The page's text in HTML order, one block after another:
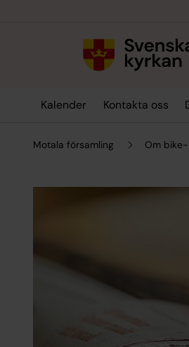
Kalender Kontakta oss
Motala församling Om